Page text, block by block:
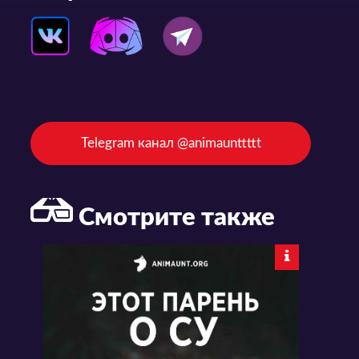
Telegram канал @animaunttttt
Смотрите также